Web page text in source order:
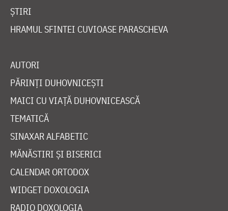
ȘTIRI
HRAMUL SFINTEI CUVIOASE PARASCHEVA
AUTORI
PĂRINȚI DUHOVNICEȘTI
MAICI CU VIAȚĂ DUHOVNICEASCĂ
TEMATICĂ
SINAXAR ALFABETIC
MĂNĂSTIRI ȘI BISERICI
CALENDAR ORTODOX
WIDGET DOXOLOGIA
RADIO DOXOLOGIA